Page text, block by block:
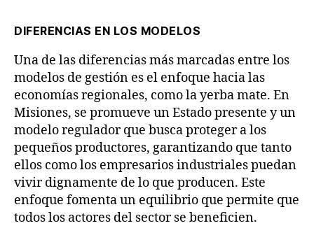
DIFERENCIAS EN LOS MODELOS
Una de las diferencias más marcadas entre los
modelos de gestión es el enfoque hacia las
economías regionales, como la yerba mate. En
Misiones, se promueve un Estado presente y un
modelo regulador que busca proteger a los
pequeños productores, garantizando que tanto
ellos como los empresarios industriales puedan
vivir dignamente de lo que producen. Este
enfoque fomenta un equilibrio que permite que
todos los actores del sector se beneficien.